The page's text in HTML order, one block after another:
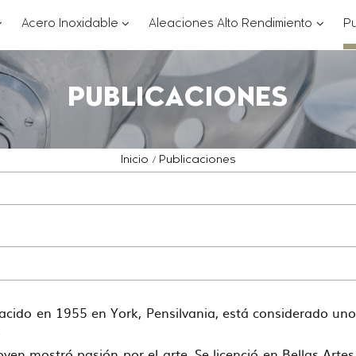
Acero Inoxidable???
Aleaciones Alto Rendimiento ???
PUBLICACIONES
Inicio Publicaciones
en 1955 en York, Pensilvania, está considerado